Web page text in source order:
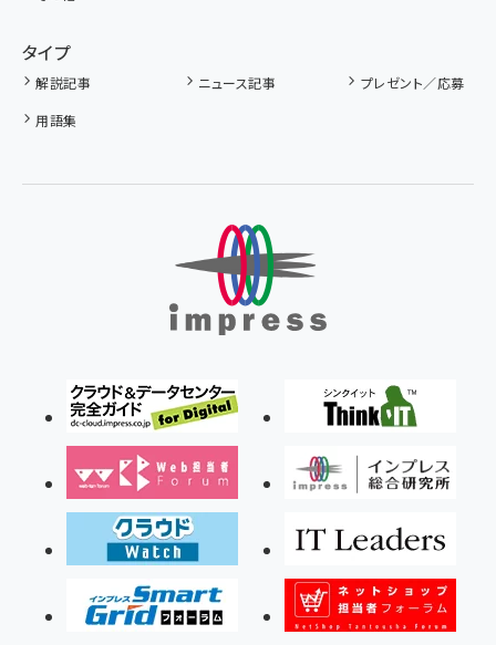
タイプ
解説記事 ニュース記事
プレゼント／応募
用語集